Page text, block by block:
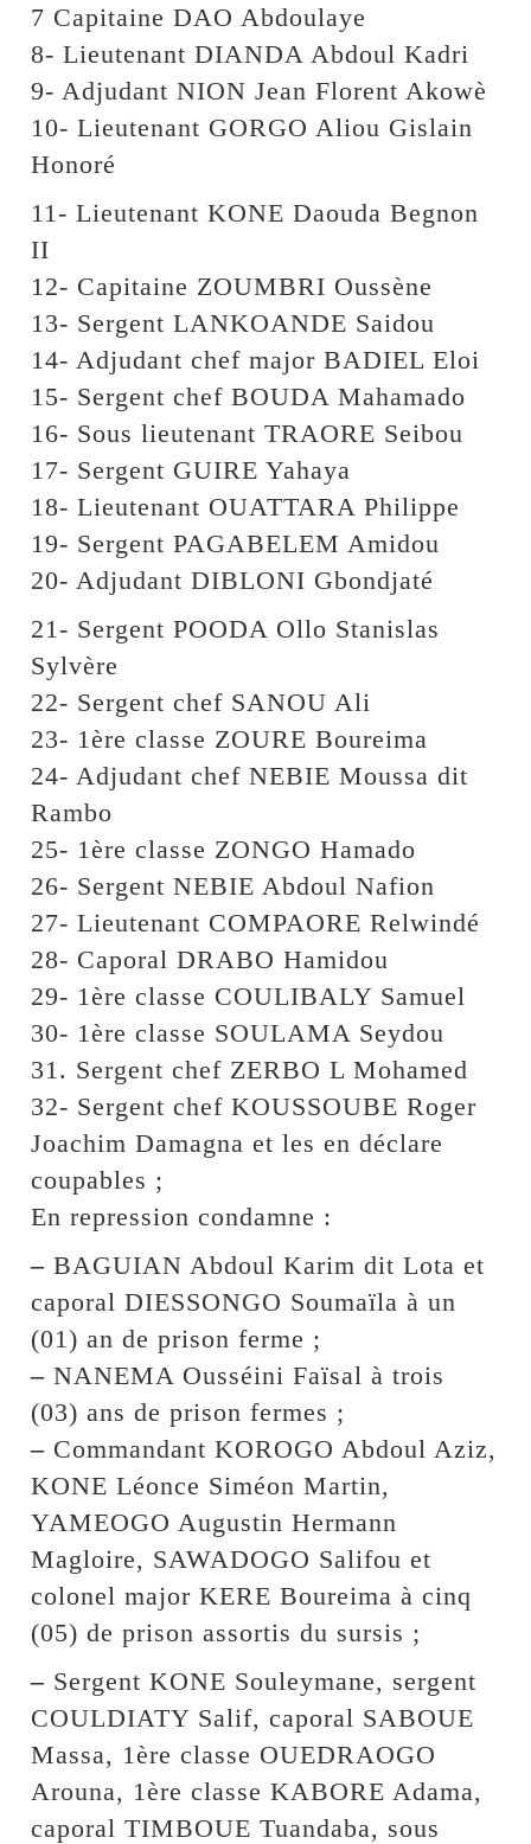
7 Capitaine DAO Abdoulaye
8- Lieutenant DIANDA Abdoul Kadri
9- Adjudant NION Jean Florent Akowè
10- Lieutenant GORGO Aliou Gislain
Honoré
11- Lieutenant KONE Daouda Begnon
II
12- Capitaine ZOUMBRI Oussène
13- Sergent LANKOANDE Saidou
14- Adjudant chef major BADIEL Eloi
15- Sergent chef BOUDA Mahamado
16- Sous lieutenant TRAORE Seibou
17- Sergent GUIRE Yahaya
18- Lieutenant OUATTARA Philippe
19- Sergent PAGABELEM Amidou
20- Adjudant DIBLONI Gbondjaté
21- Sergent POODA Ollo Stanislas
Sylvère
22- Sergent chef SANOU Ali
23- 1ère classe ZOURE Boureima
24- Adjudant chef NEBIE Moussa dit
Rambo
25- 1ère classe ZONGO Hamado
26- Sergent NEBIE Abdoul Nafion
27- Lieutenant COMPAORE Relwindé
28- Caporal DRABO Hamidou
29- 1ère classe COULIBALY Samuel
30- 1ère classe SOULAMA Seydou
31. Sergent chef ZERBO L Mohamed
32- Sergent chef KOUSSOUBE Roger
Joachim Damagna et les en déclare
coupables ;
En repression condamne :
– BAGUIAN Abdoul Karim dit Lota et
caporal DIESSONGO Soumaïla à un
(01) an de prison ferme ;
– NANEMA Ousséini Faïsal à trois
(03) ans de prison fermes ;
– Commandant KOROGO Abdoul Aziz,
KONE Léonce Siméon Martin,
YAMEOGO Augustin Hermann
Magloire, SAWADOGO Salifou et
colonel major KERE Boureima à cinq
(05) de prison assortis du sursis ;
– Sergent KONE Souleymane, sergent
COULDIATY Salif, caporal SABOUE
Massa, 1ère classe OUEDRAOGO
Arouna, 1ère classe KABORE Adama,
caporal TIMBOUE Tuandaba, sous